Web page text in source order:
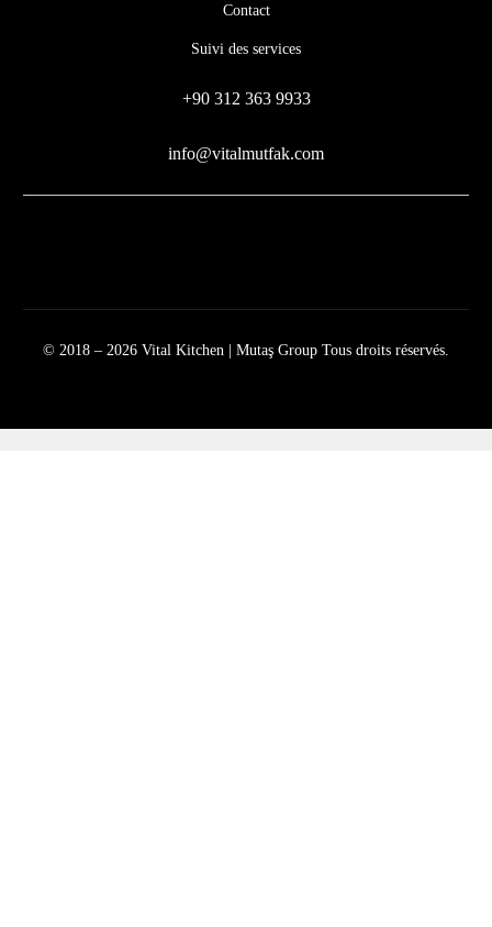
Contact
Suivi des services
+90 312 363 9933
info@vitalmutfak.com
© 2018 – 2026 Vital Kitchen | Mutaş Group Tous droits réservés.